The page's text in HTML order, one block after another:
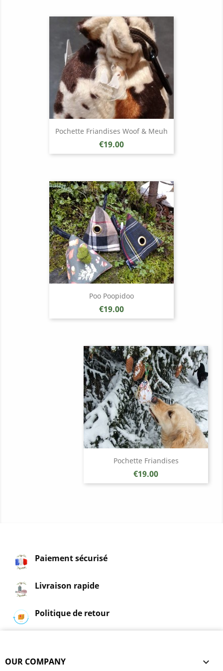
Pochette Friandises Woof & Meuh
Price
€19.00
Poo Poopidoo
Price
€19.00
Pochette Friandises
Price
€19.00
Paiement sécurisé
Livraison rapide
Politique de retour
OUR COMPANY 